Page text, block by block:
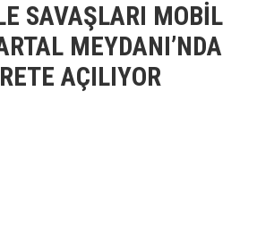
SAVAŞLARI MOBİL
MEYDANI’NDA
AÇILIYOR